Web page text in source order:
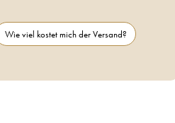
Wie viel kostet mich der Versand?